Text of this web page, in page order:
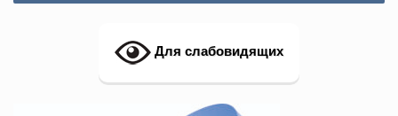
Для слабовидящих